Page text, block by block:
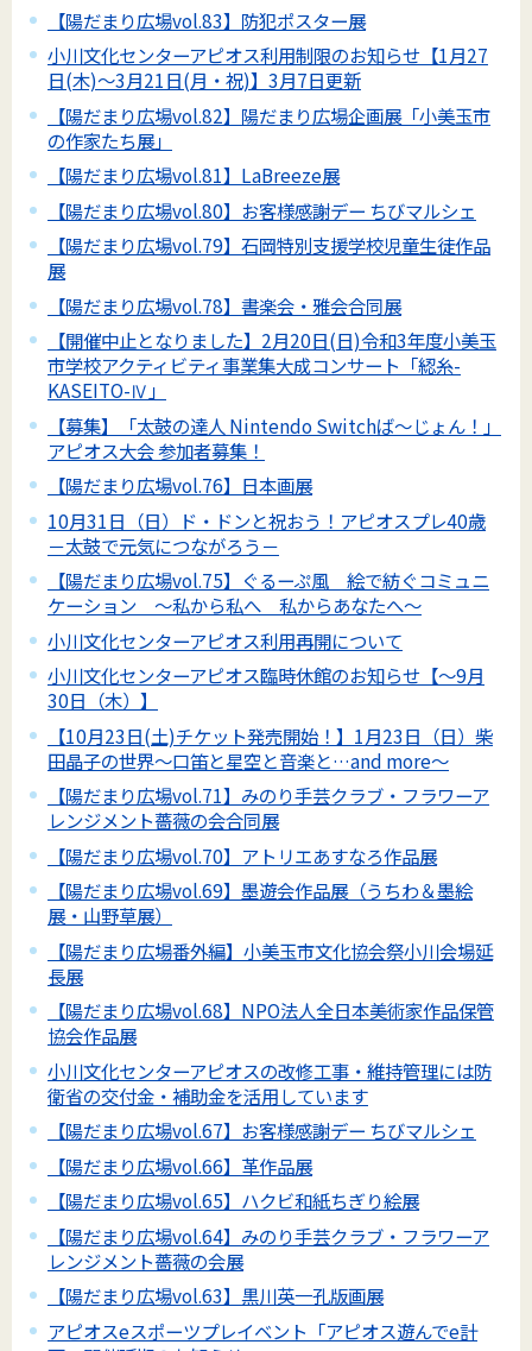
【陽だまり広場vol.83】防犯ポスター展
小川文化センターアピオス利用制限のお知らせ【1月27
日(木)～3月21日(月・祝)】3月7日更新
【陽だまり広場vol.82】陽だまり広場企画展「小美玉市
の作家たち展」
【陽だまり広場vol.81】LaBreeze展
【陽だまり広場vol.80】お客様感謝デー ちびマルシェ
【陽だまり広場vol.79】石岡特別支援学校児童生徒作品
展
【陽だまり広場vol.78】書楽会・雅会合同展
【開催中止となりました】2月20日(日)令和3年度小美玉
市学校アクティビティ事業集大成コンサート「綛糸-
KASEITO-Ⅳ」
【募集】「太鼓の達人 Nintendo Switchば～じょん！」
アピオス大会 参加者募集！
【陽だまり広場vol.76】日本画展
10月31日（日）ド・ドンと祝おう！アピオスプレ40歳
－太鼓で元気につながろう－
【陽だまり広場vol.75】ぐるーぷ風 絵で紡ぐコミュニ
ケーション ～私から私へ 私からあなたへ～
小川文化センターアピオス利用再開について
小川文化センターアピオス臨時休館のお知らせ【～9月
30日（木）】
【10月23日(土)チケット発売開始！】1月23日（日）柴
田晶子の世界～口笛と星空と音楽と…and more～
【陽だまり広場vol.71】みのり手芸クラブ・フラワーア
レンジメント薔薇の会合同展
【陽だまり広場vol.70】アトリエあすなろ作品展
【陽だまり広場vol.69】墨遊会作品展（うちわ＆墨絵
展・山野草展）
【陽だまり広場番外編】小美玉市文化協会祭小川会場延
長展
【陽だまり広場vol.68】NPO法人全日本美術家作品保管
協会作品展
小川文化センターアピオスの改修工事・維持管理には防
衛省の交付金・補助金を活用しています
【陽だまり広場vol.67】お客様感謝デー ちびマルシェ
【陽だまり広場vol.66】革作品展
【陽だまり広場vol.65】ハクビ和紙ちぎり絵展
【陽だまり広場vol.64】みのり手芸クラブ・フラワーア
レンジメント薔薇の会展
【陽だまり広場vol.63】黒川英一孔版画展
アピオスeスポーツプレイベント「アピオス遊んでe計